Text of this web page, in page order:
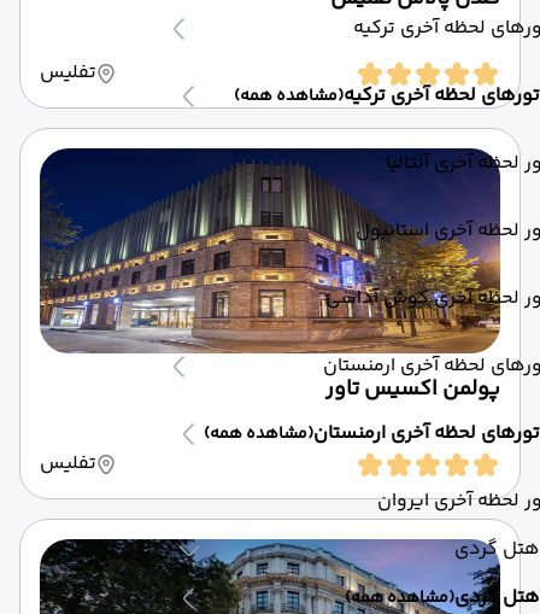
لحظه آخری ترکیه
تورهای لحظه آخری ترکیه(مشاهده همه)
لحظه آخری آنتالیا
لحظه آخری استانبول
لحظه آخری کوش آداسی
لحظه آخری ارمنستان
تورهای لحظه آخری ارمنستان(مشاهده همه)
لحظه آخری ایروان
هتل گردی
هتل گردی(مشاهده همه)
تفلیس
پولمن اکسیس تاور
تفلیس